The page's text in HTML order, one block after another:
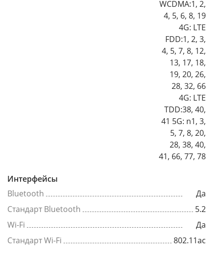
WCDMA:1, 2,
4, 5, 6, 8, 19
4G: LTE
FDD:1, 2, 3,
4, 5, 7, 8, 12,
13, 17, 18,
19, 20, 26,
28, 32, 66
4G: LTE
TDD:38, 40,
41 5G: n1, 3,
5, 7, 8, 20,
28, 38, 40,
41, 66, 77, 78
Интерфейсы
Bluetooth
Да
Стандарт Bluetooth
5.2
Wi-Fi
Да
Стандарт Wi-Fi
802.11ac